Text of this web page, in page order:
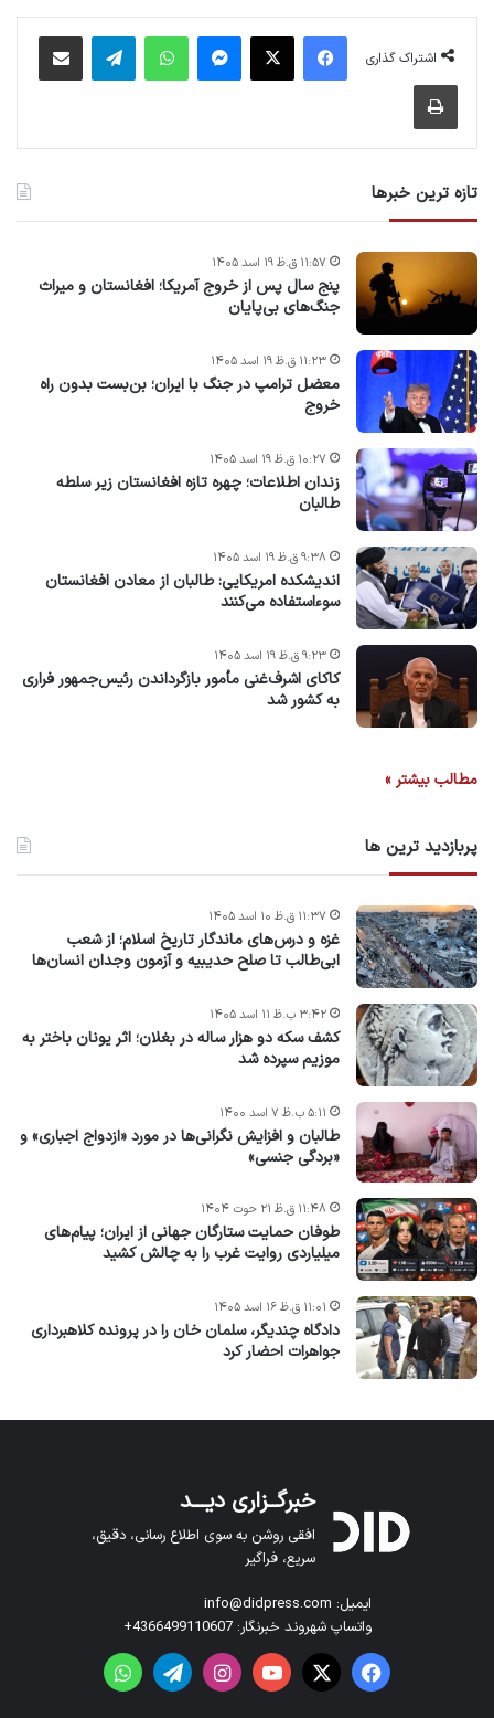
اشتراک گذاری
فیس بوک X پیام رسان واتس آپ تلگرام اشتراک گذاری از طریق ایمیل
چاپ
تازه ترین خبرها
پنج سال پس از خروج آمریکا؛ افغانستان و میراث
جنگ‌های بی‌پایان
۱۱:۵۷ ق.ظ ۱۹ اسد ۱۴۰۵
معضل ترامپ در جنگ با ایران؛ بن‌بست بدون راه
خروج
۱۱:۲۳ ق.ظ ۱۹ اسد ۱۴۰۵
زندان اطلاعات؛ چهره تازه افغانستان زیر سلطه
طالبان
۱۰:۲۷ ق.ظ ۱۹ اسد ۱۴۰۵
اندیشکده امریکایی: طالبان از معادن افغانستان
سوءاستفاده می‌کنند
۹:۳۸ ق.ظ ۱۹ اسد ۱۴۰۵
کاکای اشرف‌غنی مأمور بازگرداندن رئیس‌جمهور فراری
به کشور شد
۹:۲۳ ق.ظ ۱۹ اسد ۱۴۰۵
مطالب بیشتر »
پربازدید ترین ها
غزه و درس‌های ماندگار تاریخ اسلام؛ از شعب
ابی‌طالب تا صلح حدیبیه و آزمون وجدان انسان‌ها
۱۱:۳۷ ق.ظ ۱۰ اسد ۱۴۰۵
کشف سکه دو هزار ساله در بغلان؛ اثر یونان باختر به
موزیم سپرده شد
۳:۴۲ ب.ظ ۱۱ اسد ۱۴۰۵
طالبان و افزایش نگرانی‌ها در مورد «ازدواج اجباری» و
«بردگی جنسی»
۵:۱۱ ب.ظ ۷ اسد ۱۴۰۰
طوفان حمایت ستارگان جهانی از ایران؛ پیام‌های
میلیاردی روایت غرب را به چالش کشید
۱۱:۴۸ ق.ظ ۲۱ حوت ۱۴۰۴
دادگاه چندیگر، سلمان خان را در پرونده کلاهبرداری
جواهرات احضار کرد
۱۱:۰۱ ق.ظ ۱۶ اسد ۱۴۰۵
خبرگــزاری دیـــد
افقی روشن به سوی اطلاع رسانی، دقیق،
سریع، فراگیر
ایمیل: info@didpress.com
واتساپ شهروند خبرنگار: 4366499110607+
فیس بوک X یوتیوباینستاگرامتلگرامواتس آپ